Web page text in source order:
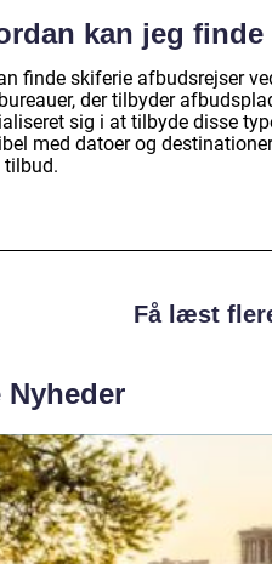
kan jeg
finde skiferie afbudsrejser
der tilbyder
sig i at tilbyde disse
med datoer og
tilbud.
Få læst
Nyheder